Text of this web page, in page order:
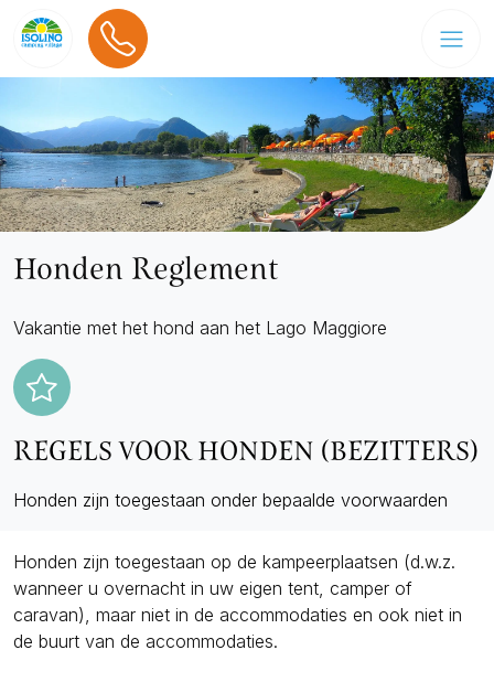
Honden Reglement
Vakantie met het hond aan het Lago Maggiore
REGELS VOOR HONDEN (BEZITTERS)
Honden zijn toegestaan onder bepaalde voorwaarden
Honden zijn toegestaan op de kampeerplaatsen (d.w.z.
wanneer u overnacht in uw eigen tent, camper of
caravan), maar niet in de accommodaties en ook niet in
de buurt van de accommodaties.